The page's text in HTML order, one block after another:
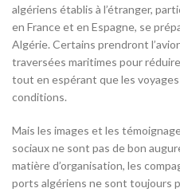
algériens établis à l’étranger,
en France et en Espagne, se
Algérie. Certains prendront
traversées maritimes pour
tout en espérant que les
conditions.
Mais les images et les
sociaux ne sont pas de bon
matière d’organisation, les
ports algériens ne sont toujours